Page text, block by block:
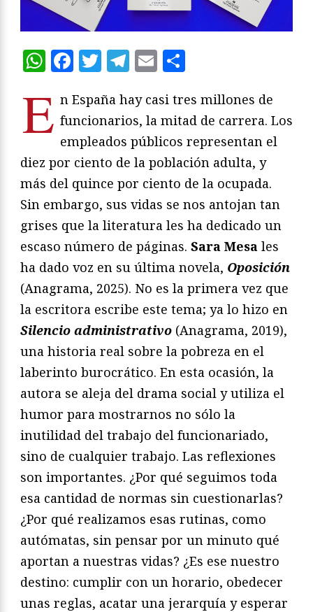
WhatsApp
Facebook
Twitter
Telegram
Email
E n España hay casi tres millones de
funcionarios, la mitad de carrera. Los
empleados públicos representan el
diez por ciento de la población adulta, y
más del quince por ciento de la ocupada.
Sin embargo, sus vidas se nos antojan tan
grises que la literatura les ha dedicado un
escaso número de páginas. Sara Mesa les
ha dado voz en su última novela, Oposición
(Anagrama, 2025). No es la primera vez que
la escritora escribe este tema; ya lo hizo en
Silencio administrativo (Anagrama, 2019),
una historia real sobre la pobreza en el
laberinto burocrático. En esta ocasión, la
autora se aleja del drama social y utiliza el
humor para mostrarnos no sólo la
inutilidad del trabajo del funcionariado,
sino de cualquier trabajo. Las reflexiones
son importantes. ¿Por qué seguimos toda
esa cantidad de normas sin cuestionarlas?
¿Por qué realizamos esas rutinas, como
autómatas, sin pensar por un minuto qué
aportan a nuestras vidas? ¿Es ese nuestro
destino: cumplir con un horario, obedecer
unas reglas, acatar una jerarquía y esperar